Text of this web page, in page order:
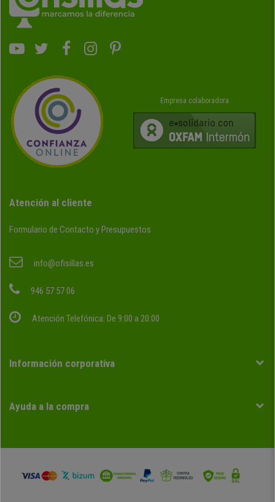
Empresa colaboradora
Atención al cliente
Formulario de Contacto y Presupuestos
info@ofisillas.es
946 57 57 06
Atención Telefónica: De 9:00 a 20:00
Información corporativa
Ayuda a la compra